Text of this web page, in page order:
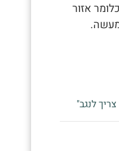
אזור
לנגב"